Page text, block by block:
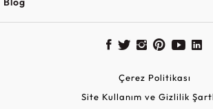
Çerez Politikası
Site Kullanım ve Gizlilik